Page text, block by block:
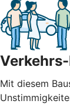
Mit diesem